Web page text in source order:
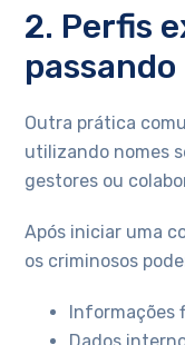
2. Perfis
Outra prática
utilizando nomes
gestores ou
Após iniciar uma
os criminosos
Informações